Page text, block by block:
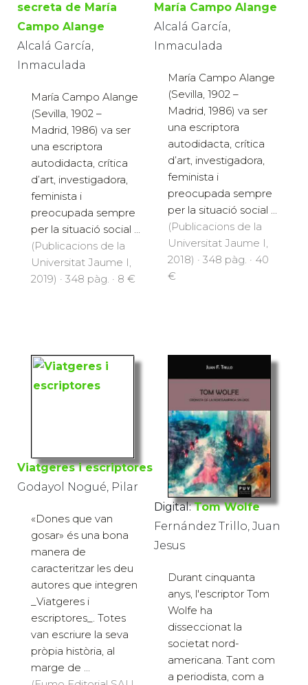
secreta de María
Campo Alange
Alcalá García,
Inmaculada
María Campo Alange
(Sevilla, 1902 –
Madrid, 1986) va ser
una escriptora
autodidacta, crítica
d’art, investigadora,
feminista i
preocupada sempre
per la situació social ...
(Publicacions de la
Universitat Jaume I,
2019) · 348 pàg. · 8 €
María Campo Alange
Alcalá García,
Inmaculada
María Campo Alange
(Sevilla, 1902 –
Madrid, 1986) va ser
una escriptora
autodidacta, crítica
d’art, investigadora,
feminista i
preocupada sempre
per la situació social ...
(Publicacions de la
Universitat Jaume I,
2018) · 348 pàg. · 40
€
Viatgeres i escriptores
Godayol Nogué, Pilar
«Dones que van
gosar» és una bona
manera de
caracteritzar les deu
autores que integren
_Viatgeres i
escriptores_. Totes
van escriure la seva
pròpia història, al
marge de ...
Digital: Tom Wolfe
Fernández Trillo, Juan
Jesus
Durant cinquanta
anys, l'escriptor Tom
Wolfe ha
disseccionat la
societat nord-
americana. Tant com
a periodista, com a